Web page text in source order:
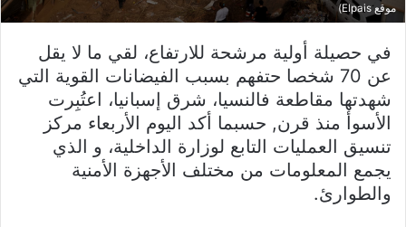
موقع Elpais)
في حصيلة أولية مرشحة للارتفاع، لقي ما لا يقل
عن 70 شخصا حتفهم بسبب الفيضانات القوية التي
شهدتها مقاطعة فالنسيا، شرق إسبانيا، اعتُبِرت
الأسوأ منذ قرن, حسبما أكد اليوم الأربعاء مركز
تنسيق العمليات التابع لوزارة الداخلية، و الذي
يجمع المعلومات من مختلف الأجهزة الأمنية
والطوارئ.